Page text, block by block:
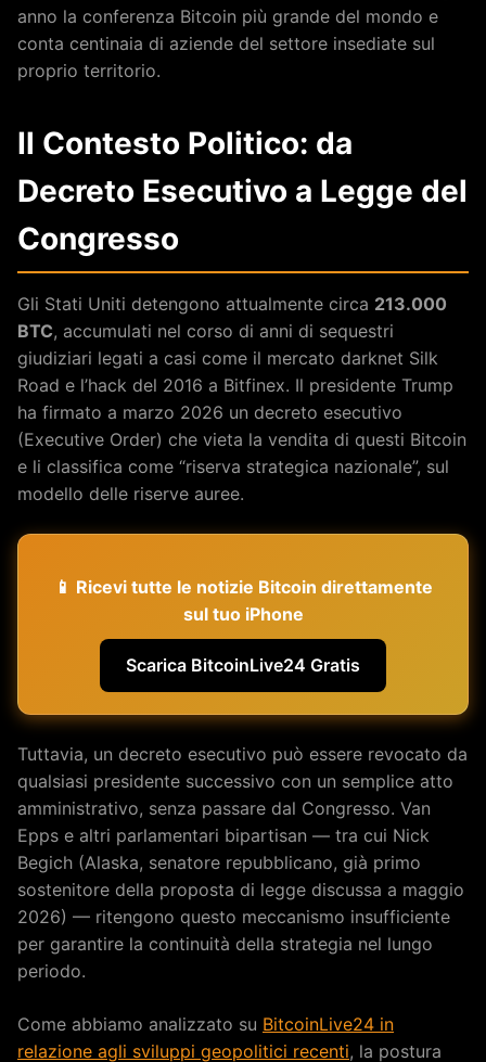
anno la conferenza Bitcoin più grande del mondo e
conta centinaia di aziende del settore insediate sul
proprio territorio.
Il Contesto Politico: da
Decreto Esecutivo a Legge del
Congresso
Gli Stati Uniti detengono attualmente circa 213.000
BTC, accumulati nel corso di anni di sequestri
giudiziari legati a casi come il mercato darknet Silk
Road e l’hack del 2016 a Bitfinex. Il presidente Trump
ha firmato a marzo 2026 un decreto esecutivo
(Executive Order) che vieta la vendita di questi Bitcoin
e li classifica come “riserva strategica nazionale”, sul
modello delle riserve auree.
📱 Ricevi tutte le notizie Bitcoin direttamente
sul tuo iPhone
Scarica BitcoinLive24 Gratis
Tuttavia, un decreto esecutivo può essere revocato da
qualsiasi presidente successivo con un semplice atto
amministrativo, senza passare dal Congresso. Van
Epps e altri parlamentari bipartisan — tra cui Nick
Begich (Alaska, senatore repubblicano, già primo
sostenitore della proposta di legge discussa a maggio
2026) — ritengono questo meccanismo insufficiente
per garantire la continuità della strategia nel lungo
periodo.
Come abbiamo analizzato su BitcoinLive24 in
relazione agli sviluppi geopolitici recenti, la postura